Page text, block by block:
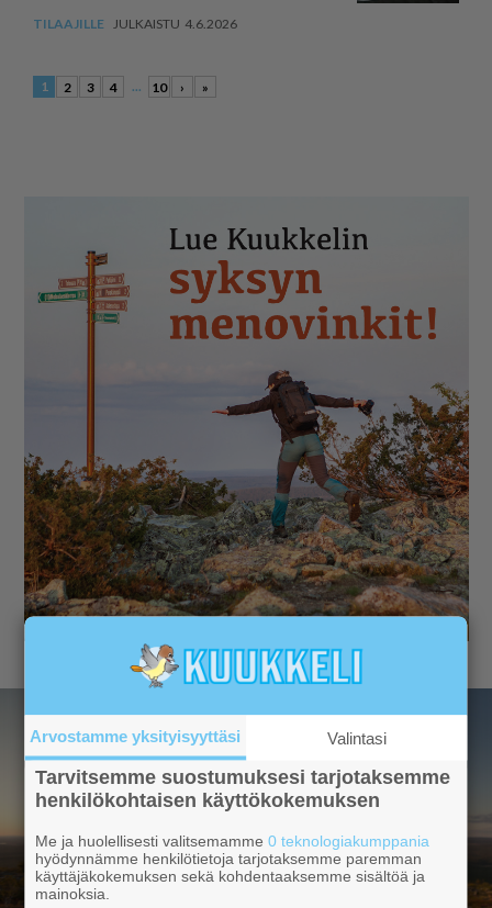
4.6.2026
1 2 3 4 ... 10 › »
Arvostamme yksityisyyttäsi Valintasi
Tarvitsemme suostumuksesi tarjotaksemme
henkilökohtaisen käyttökokemuksen
Me ja huolellisesti valitsemamme0 teknologiakumppania
hyödynnämme henkilötietoja tarjotaksemme paremman
käyttäjäkokemuksen sekä kohdentaaksemme sisältöä ja
mainoksia.